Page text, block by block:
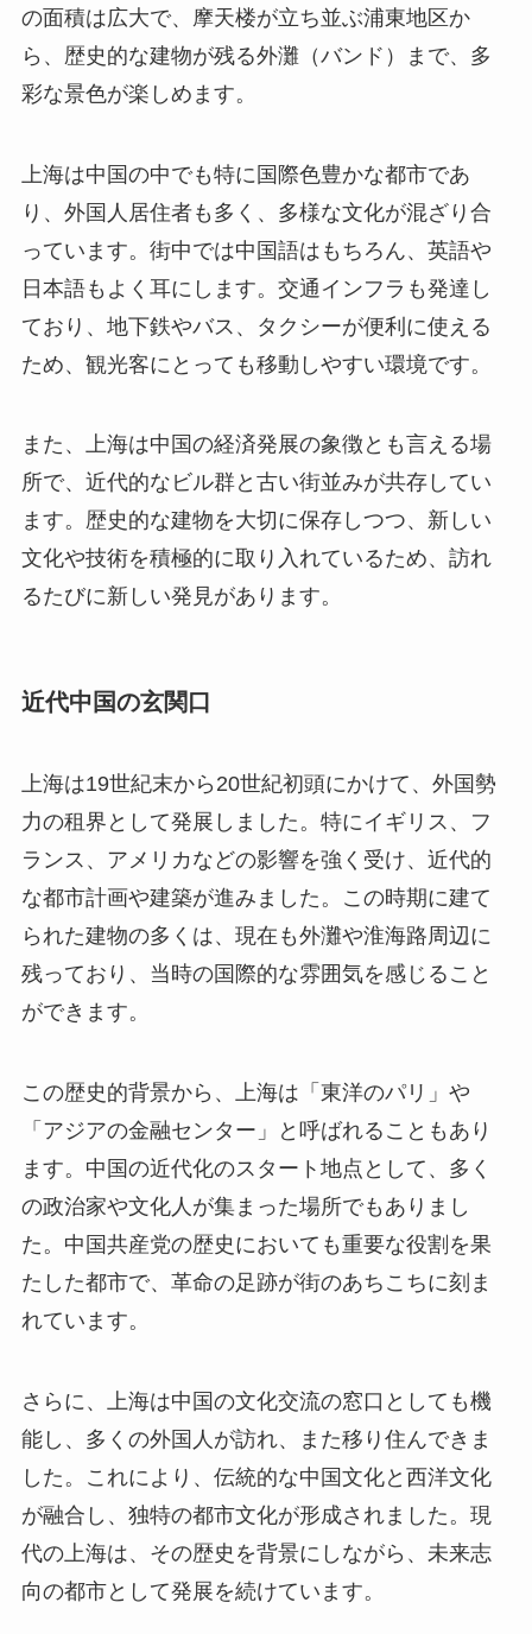
の面積は広大で、摩天楼が立ち並ぶ浦東地区か
ら、歴史的な建物が残る外灘（バンド）まで、多
彩な景色が楽しめます。
上海は中国の中でも特に国際色豊かな都市であ
り、外国人居住者も多く、多様な文化が混ざり合
っています。街中では中国語はもちろん、英語や
日本語もよく耳にします。交通インフラも発達し
ており、地下鉄やバス、タクシーが便利に使える
ため、観光客にとっても移動しやすい環境です。
また、上海は中国の経済発展の象徴とも言える場
所で、近代的なビル群と古い街並みが共存してい
ます。歴史的な建物を大切に保存しつつ、新しい
文化や技術を積極的に取り入れているため、訪れ
るたびに新しい発見があります。
近代中国の玄関口
上海は19世紀末から20世紀初頭にかけて、外国勢
力の租界として発展しました。特にイギリス、フ
ランス、アメリカなどの影響を強く受け、近代的
な都市計画や建築が進みました。この時期に建て
られた建物の多くは、現在も外灘や淮海路周辺に
残っており、当時の国際的な雰囲気を感じること
ができます。
この歴史的背景から、上海は「東洋のパリ」や
「アジアの金融センター」と呼ばれることもあり
ます。中国の近代化のスタート地点として、多く
の政治家や文化人が集まった場所でもありまし
た。中国共産党の歴史においても重要な役割を果
たした都市で、革命の足跡が街のあちこちに刻ま
れています。
さらに、上海は中国の文化交流の窓口としても機
能し、多くの外国人が訪れ、また移り住んできま
した。これにより、伝統的な中国文化と西洋文化
が融合し、独特の都市文化が形成されました。現
代の上海は、その歴史を背景にしながら、未来志
向の都市として発展を続けています。